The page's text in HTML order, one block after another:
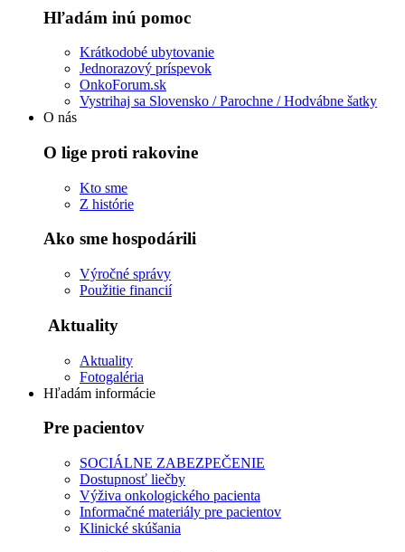
Hľadám inú pomoc
Krátkodobé ubytovanie
Jednorazový príspevok
OnkoForum.sk
Vystrihaj sa Slovensko / Parochne / Hodvábne šatky
O nás
O lige proti rakovine
Kto sme
Z histórie
Ako sme hospodárili
Výročné správy
Použitie financií
Aktuality
Aktuality
Fotogaléria
Hľadám informácie
Pre pacientov
SOCIÁLNE ZABEZPEČENIE
Dostupnosť liečby
Výživa onkologického pacienta
Informačné materiály pre pacientov
Klinické skúšania